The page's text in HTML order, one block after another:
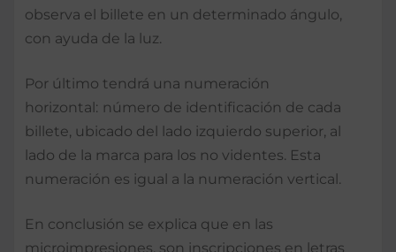
observa el billete en un determinado ángulo,
con ayuda de la luz.
Por último tendrá una numeración
horizontal: número de identificación de cada
billete, ubicado del lado izquierdo superior, al
lado de la marca para los no videntes. Esta
numeración es igual a la numeración vertical.
En conclusión se explica que en las
microimpresiones, son inscripciones en letras